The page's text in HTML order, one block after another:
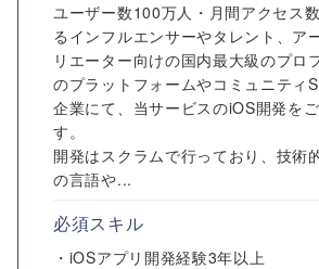
ユーザー数100万人・月間アクセス
るインフルエンサーやタレント、ア
リエーター向けの国内最大級のプロ
のプラットフォームやコミュニティ
企業にて、当サービスのiOS開発を
す。
開発はスクラムで行っており、技術
の言語や...
必須スキル
・iOSアプリ開発経験3年以上